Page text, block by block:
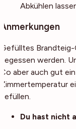
Abkühlen
Anmerkungen
Gefülltes
gegessen werden.
Co aber auch gut
Zimmertemperatur
befüllen.
Du hast nicht